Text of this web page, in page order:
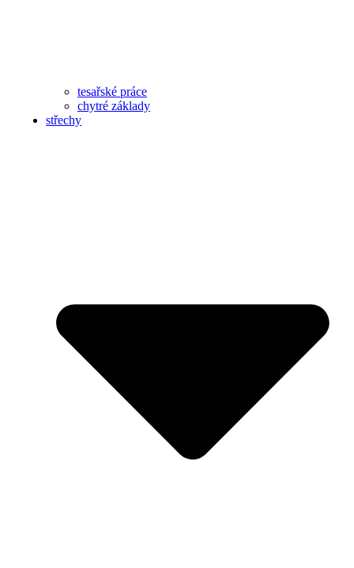
tesařské práce
chytré základy
střechy